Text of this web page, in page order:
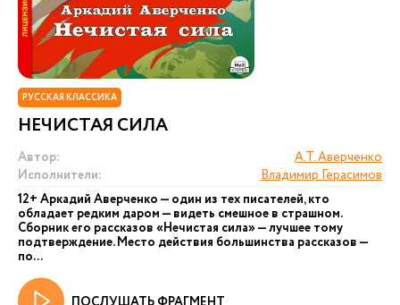
РУССКАЯ КЛАССИКА
НЕЧИСТАЯ СИЛА
Автор:
А.Т. Аверченко
Исполнители:
Владимир Герасимов
12+ Аркадий Аверченко — один из тех писателей, кто
обладает редким даром — видеть смешное в страшном.
Сборник его рассказов «Нечистая сила» — лучшее тому
подтверждение. Место действия большинства рассказов —
по...